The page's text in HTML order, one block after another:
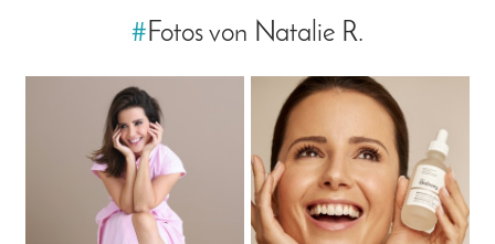
#Fotos von Natalie R.